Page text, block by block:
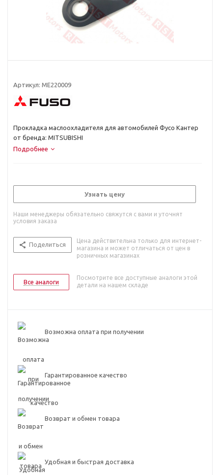
Артикул: ME220009
Прокладка маслоохладителя для автомобилей Фусо Кантер
от бренда: MITSUBISHI
Подробнее
Узнать цену
Наши менеджеры обязательно свяжутся с вами и уточнят
условия заказа
Поделиться
Цена действительна только для интернет-
магазина и может отличаться от цен в
розничных магазинах
Все аналоги
Посмотрите все доступные аналоги этой
детали на нашем складе
Возможна оплата при получении
Гарантированное качество
Возврат и обмен товара
Удобная и быстрая доставка